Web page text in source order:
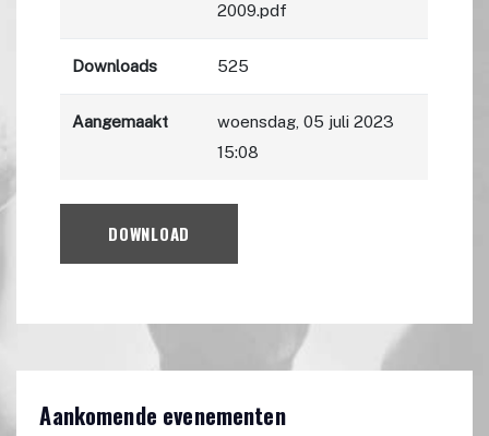
2009.pdf
Downloads 525
Aangemaakt
woensdag, 05 juli 2023
15:08
DOWNLOAD
Aankomende evenementen